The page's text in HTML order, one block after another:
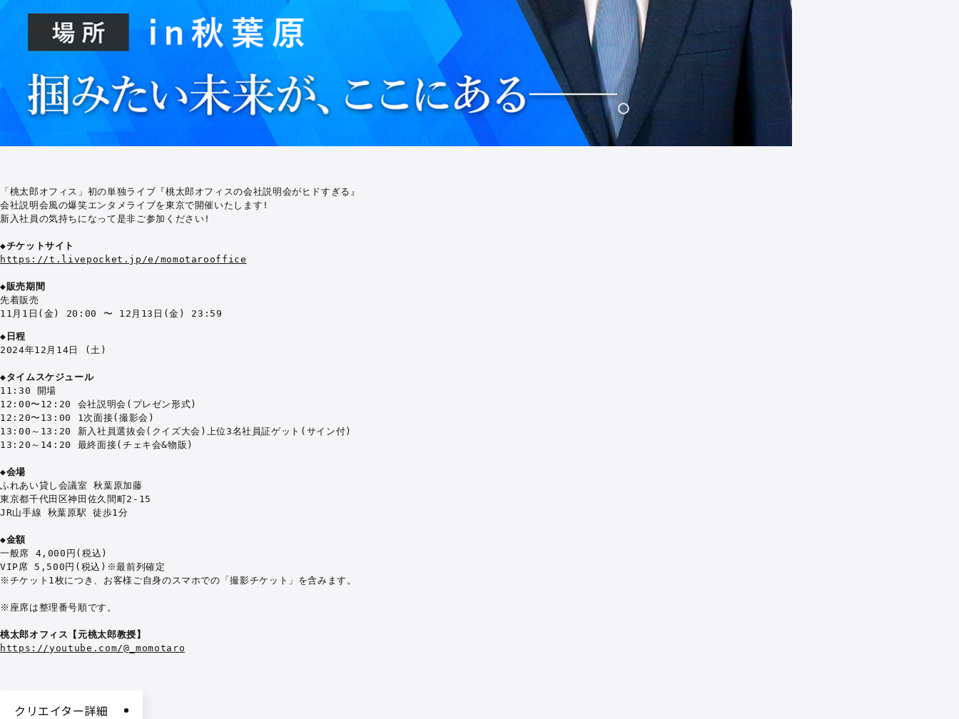
「桃太郎オフィス」初の単独ライブ『桃太郎オフィスの会社説明会がヒドすぎる』
会社説明会風の爆笑エンタメライブを東京で開催いたします!
新入社員の気持ちになって是非ご参加ください!
◆チケットサイト
https://t.livepocket.jp/e/momotarooffice
◆販売期間
先着販売
11月1日(金) 20:00 〜 12月13日(金) 23:59
◆日程
2024年12月14日 (土)
◆タイムスケジュール
11:30 開場
12:00〜12:20 会社説明会(プレゼン形式)
12:20〜13:00 1次面接(撮影会)
13:00～13:20 新入社員選抜会(クイズ大会)上位3名社員証ゲット(サイン付)
13:20～14:20 最終面接(チェキ会&物販)
◆会場
ふれあい貸し会議室 秋葉原加藤
東京都千代田区神田佐久間町2-15
JR山手線 秋葉原駅 徒歩1分
◆金額
一般席 4,000円(税込)
VIP席 5,500円(税込)※最前列確定
※チケット1枚につき、お客様ご自身のスマホでの「撮影チケット」を含みます。
※座席は整理番号順です。
桃太郎オフィス【元桃太郎教授】
https://youtube.com/@_momotaro
クリエイター詳細